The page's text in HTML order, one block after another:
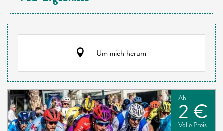
Um mich herum
Ab
2 €
Volle Preis